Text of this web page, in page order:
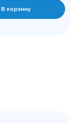
В корзину